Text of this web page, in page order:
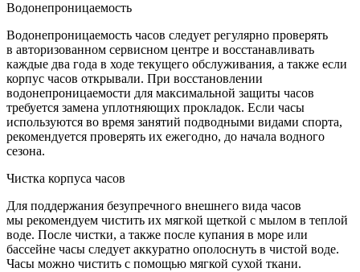
Водонепроницаемость
Водонепроницаемость часов следует регулярно проверять
в авторизованном сервисном центре и восстанавливать
каждые два года в ходе текущего обслуживания, а также если
корпус часов открывали. При восстановлении
водонепроницаемости для максимальной защиты часов
требуется замена уплотняющих прокладок. Если часы
используются во время занятий подводными видами спорта,
рекомендуется проверять их ежегодно, до начала водного
сезона.
Чистка корпуса часов
Для поддержания безупречного внешнего вида часов
мы рекомендуем чистить их мягкой щеткой с мылом в теплой
воде. После чистки, а также после купания в море или
бассейне часы следует аккуратно ополоснуть в чистой воде.
Часы можно чистить с помощью мягкой сухой ткани.